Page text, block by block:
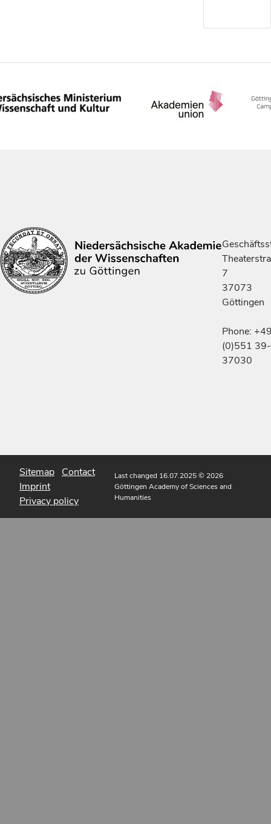
7
37073
Göttingen
Phone:
(0)551 39-
37030
Sitemap Contact
Imprint
Privacy policy
Last changed 16.07.2025© 2026
Göttingen Academy of Sciences and
Humanities